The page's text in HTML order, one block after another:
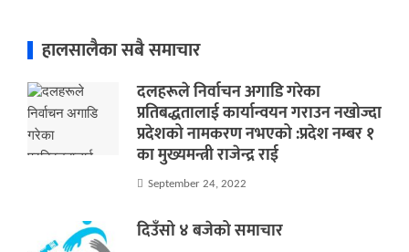
हालसालैका सबै समाचार
दलहरूले निर्वाचन अगाडि गरेका
प्रतिबद्धतालाई कार्यान्वयन गराउन नखोज्दा
प्रदेशको नामकरण नभएको :प्रदेश नम्बर १
का मुख्यमन्त्री राजेन्द्र राई
September 24, 2022
दिउँसो ४ बजेको समाचार